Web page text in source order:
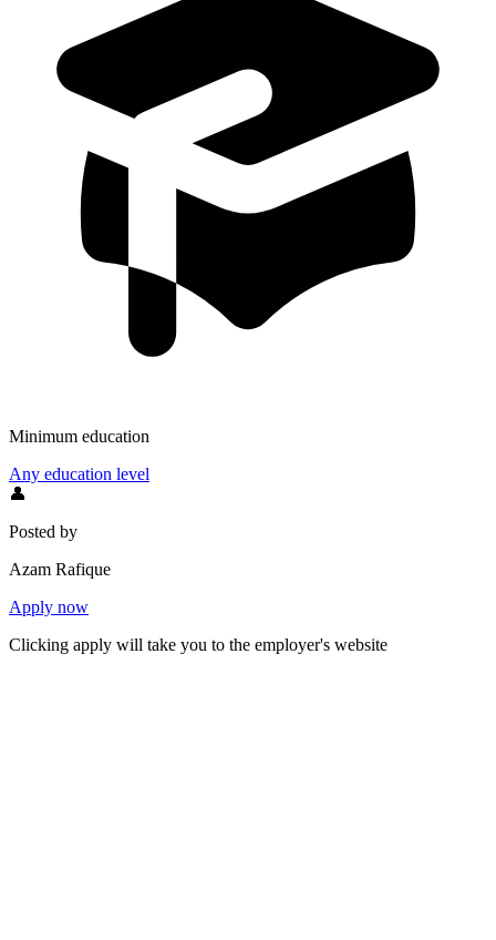
Minimum education
Any education level
👤
Posted by
Azam Rafique
Apply now
Clicking apply will take you to the employer's website